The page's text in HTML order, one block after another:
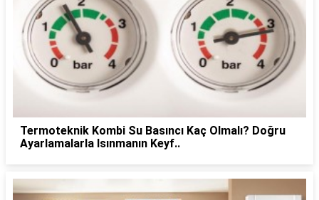
Termoteknik Kombi Su Basıncı Kaç Olmalı? Doğru
Ayarlamalarla Isınmanın Keyf..